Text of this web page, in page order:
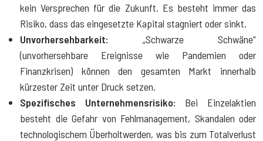
kein Versprechen für die Zukunft. Es besteht immer das
Risiko, dass das eingesetzte Kapital stagniert oder sinkt.
Unvorhersehbarkeit: „Schwarze Schwäne“
(unvorhersehbare Ereignisse wie Pandemien oder
Finanzkrisen) können den gesamten Markt innerhalb
kürzester Zeit unter Druck setzen.
Spezifisches Unternehmensrisiko: Bei Einzelaktien
besteht die Gefahr von Fehlmanagement, Skandalen oder
technologischem Überholtwerden, was bis zum Totalverlust